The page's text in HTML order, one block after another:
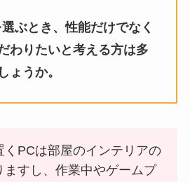
ぶとき、性能だけでなく
わりたいと考える方は多
ょうか。
くPCは部屋のインテリアの
ますし、作業中やゲームプ